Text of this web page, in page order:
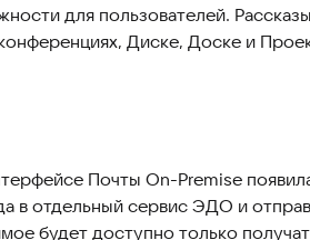
для пользователей.
Диске, Доске и
Почты On-Premise
в отдельный сервис ЭДО и
будет доступно только